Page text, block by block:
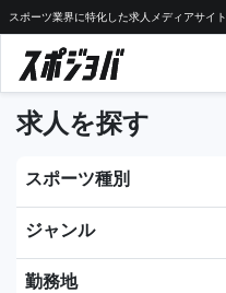
スポーツ業界に特化した求人メディアサイト
求人を探す
スポーツ種別
ジャンル
勤務地